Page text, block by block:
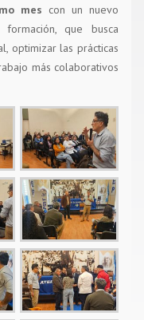
mes con un nuevo
que busca
optimizar las prácticas
más colaborativos